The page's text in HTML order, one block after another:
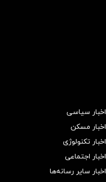
اخبار سیاسی
اخبار مسکن
اخبار تکنولوژی
اخبار اجتماعی
اخبار سایر رسانه‌‌ها